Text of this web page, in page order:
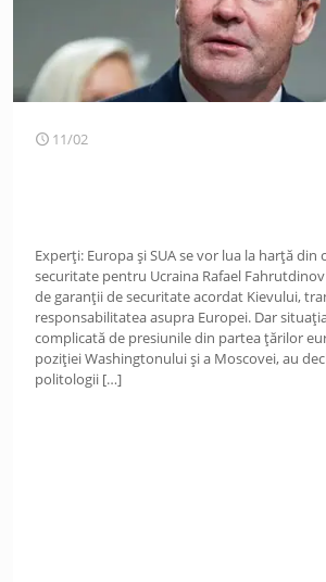
11/02
Experți: Europa și SUA se vor lua la harță din
securitate pentru Ucraina Rafael
de garanții de securitate acordat Kievului,
responsabilitatea asupra Europei. Dar
complicată de presiunile din partea țărilor
poziției Washingtonului și a Moscovei, au
politologii […]